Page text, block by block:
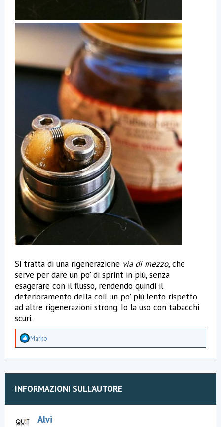
Si tratta di una rigenerazione via di mezzo, che
serve per dare un po' di sprint in più, senza
esagerare con il flusso, rendendo quindi il
deterioramento della coil un po' più lento rispetto
ad altre rigenerazioni strong. Io la uso con tabacchi
scuri.
A
p
z
a
Marko
INFORMAZIONI SULL'AUTORE
Alvi